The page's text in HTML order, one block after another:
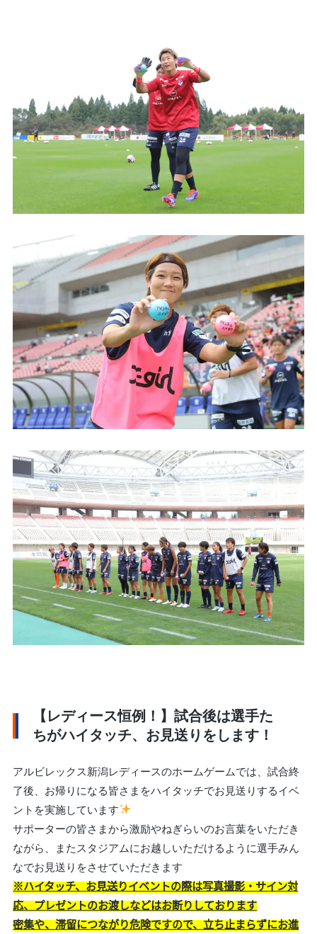
【レディース恒例！】試合後は選手た
ちがハイタッチ、お見送りをします！
アルビレックス新潟レディースのホームゲームでは、試合終
了後、お帰りになる皆さまをハイタッチでお見送りするイベ
ントを実施しています
サポーターの皆さまから激励やねぎらいのお言葉をいただき
ながら、またスタジアムにお越しいただけるように選手みん
なでお見送りをさせていただきます
※ハイタッチ、お見送りイベントの際は写真撮影・サイン対
応、プレゼントのお渡しなどはお断りしております
密集や、滞留につながり危険ですので、立ち止まらずにお進